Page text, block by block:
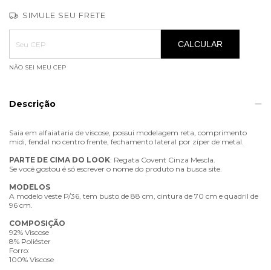
SIMULE SEU FRETE
Entregas para o CEP:
ALTERAR CEP
CALCULAR
NÃO SEI MEU CEP
Descrição
Saia em alfaiataria de viscose, possui modelagem reta, comprimento
midi, fendal no centro frente, fechamento lateral por zíper de metal.
PARTE DE CIMA DO LOOK: Regata Covent Cinza Mescla.
Se você gostou é só escrever o nome do produto na busca site.
MODELOS
A modelo veste P/36, tem busto de 88 cm, cintura de 70 cm e quadril de
96 cm.
COMPOSIÇÃO
92% Viscose
8% Poliéster
Forro:
100% Viscose